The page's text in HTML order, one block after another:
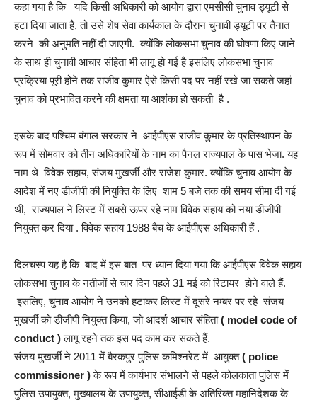
कहा गया है कि यदि किसी अधिकारी को आयोग द्वारा एमसीसी चुनाव ड्यूटी से
हटा दिया जाता है, तो उसे शेष सेवा कार्यकाल के दौरान चुनावी ड्यूटी पर तैनात
करने की अनुमति नहीं दी जाएगी. क्योंकि लोकसभा चुनाव की घोषणा किए जाने
के साथ ही चुनावी आचार संहिता भी लागू हो गई है इसलिए लोकसभा चुनाव
प्रक्रिया पूरी होने तक राजीव कुमार ऐसे किसी पद पर नहीं रखे जा सकते जहां
चुनाव को प्रभावित करने की क्षमता या आशंका हो सकती है .
इसके बाद पश्चिम बंगाल सरकार ने आईपीएस राजीव कुमार के प्रतिस्थापन के
रूप में सोमवार को तीन अधिकारियों के नाम का पैनल राज्यपाल के पास भेजा. यह
नाम थे विवेक सहाय, संजय मुखर्जी और राजेश कुमार. क्योंकि चुनाव आयोग के
आदेश में नए डीजीपी की नियुक्ति के लिए शाम 5 बजे तक की समय सीमा दी गई
थी, राज्यपाल ने लिस्ट में सबसे ऊपर रहे नाम विवेक सहाय को नया डीजीपी
नियुक्त कर दिया . विवेक सहाय 1988 बैच के आईपीएस अधिकारी हैं .
दिलचस्प यह है कि बाद में इस बात पर ध्यान दिया गया कि आईपीएस विवेक सहाय
लोकसभा चुनाव के नतीजों से चार दिन पहले 31 मई को रिटायर होने वाले हैं.
इसलिए, चुनाव आयोग ने उनको हटाकर लिस्ट में दूसरे नम्बर पर रहे संजय
मुखर्जी को डीजीपी नियुक्त किया, जो आदर्श आचार संहिता( model code of
conduct )लागू रहने तक इस पद काम कर सकते हैं.
संजय मुखर्जी ने 2011 में बैरकपुर पुलिस कमिश्नरेट में आयुक्त( police
commissioner )के रूप में कार्यभार संभालने से पहले कोलकाता पुलिस में
पुलिस उपायुक्त, मुख्यालय के उपायुक्त, सीआईडी के अतिरिक्त महानिदेशक के